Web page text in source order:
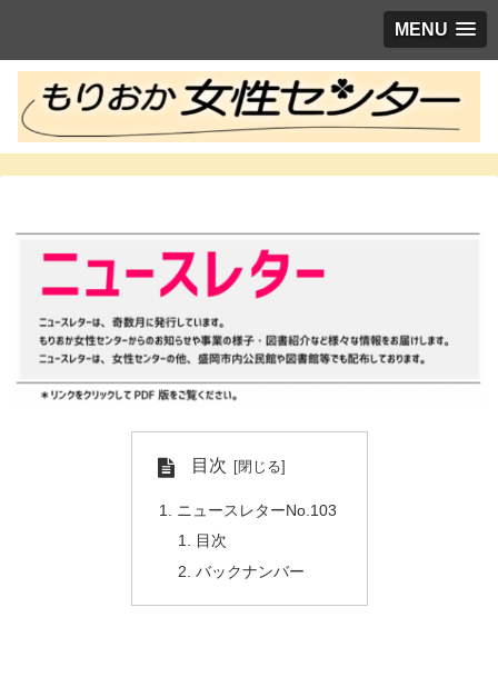
MENU
目次
ニュースレターNo.103
目次
バックナンバー